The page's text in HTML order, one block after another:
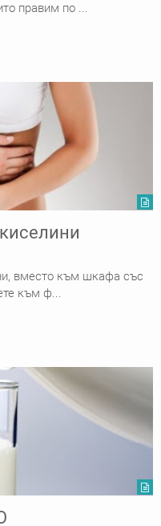
правим по ...
вместо към шкафа със
към ф...